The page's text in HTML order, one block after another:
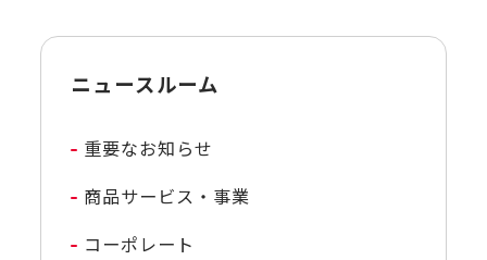
ニュースルーム
重要なお知らせ
商品サービス・事業
コーポレート